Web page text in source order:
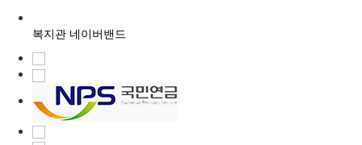
복지관 네이버밴드